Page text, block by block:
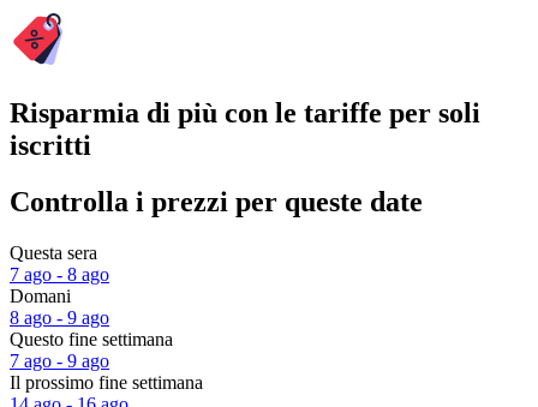
Risparmia di più con le tariffe per soli
iscritti
Controlla i prezzi per queste date
Questa sera
7 ago - 8 ago
Domani
8 ago - 9 ago
Questo fine settimana
7 ago - 9 ago
Il prossimo fine settimana